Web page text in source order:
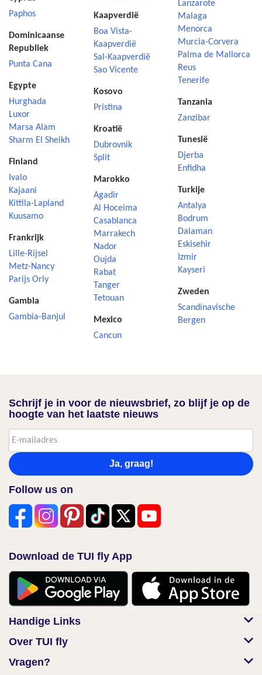
Paphos
Dominicaanse
Republiek
Punta Cana
Egypte
Hurghada
Luxor
Marsa Alam
Sharm El Sheikh
Finland
Ivalo
Kajaani
Kittila-Lapland
Kuusamo
Frankrijk
Lille-Rijsel
Metz-Nancy
Parijs Orly
Gambia
Gambia-Banjul
Kaapverdië
Boa Vista-
Kaapverdië
Sal-Kaapverdië
Sao Vicente
Kosovo
Pristina
Kroatië
Dubrovnik
Split
Marokko
Agadir
Al Hoceima
Casablanca
Marrakech
Nador
Oujda
Rabat
Tanger
Tetouan
Mexico
Cancun
Lanzarote
Malaga
Menorca
Murcia-Corvera
Palma de Mallorca
Reus
Tenerife
Tanzania
Zanzibar
Tunesië
Djerba
Enfidha
Turkije
Antalya
Bodrum
Dalaman
Eskisehir
Izmir
Kayseri
Zweden
Scandinavische
Bergen
Schrijf je in voor de nieuwsbrief, zo blijf je op de
hoogte van het laatste nieuws
Ja, graag!
Follow us on
Download de TUI fly App
Handige Links
Over TUI fly
Vragen?